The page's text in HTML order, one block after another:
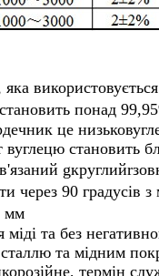
яка
понад
це
вуглецю становить
gкруглийr
через 90 градусів
мм
міді та без
та мідним
термін